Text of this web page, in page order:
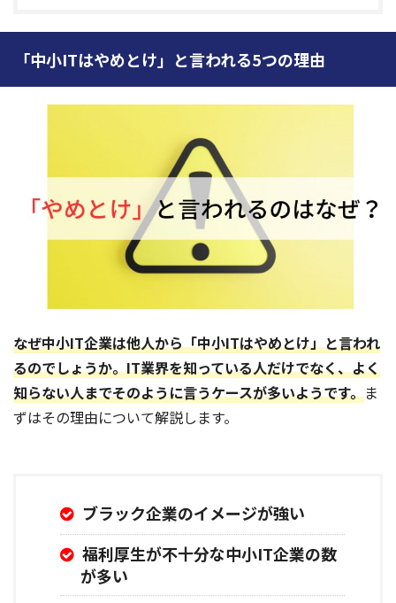
「中小ITはやめとけ」と言われる5つの理由
なぜ中小IT企業は他人から「中小ITはやめとけ」と言われ
るのでしょうか。IT業界を知っている人だけでなく、よく
知らない人までそのように言うケースが多いようです。ま
ずはその理由について解説します。
ブラック企業のイメージが強い
福利厚生が不十分な中小IT企業の数
が多い